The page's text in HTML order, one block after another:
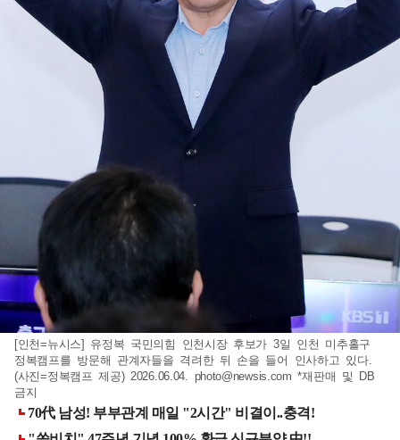
[인천=뉴시스] 유정복 국민의힘 인천시장 후보가 3일 인천 미추홀구
정복캠프를 방문해 관계자들을 격려한 뒤 손을 들어 인사하고 있다.
(사진=정복캠프 제공) 2026.06.04. photo@newsis.com *재판매 및 DB
금지